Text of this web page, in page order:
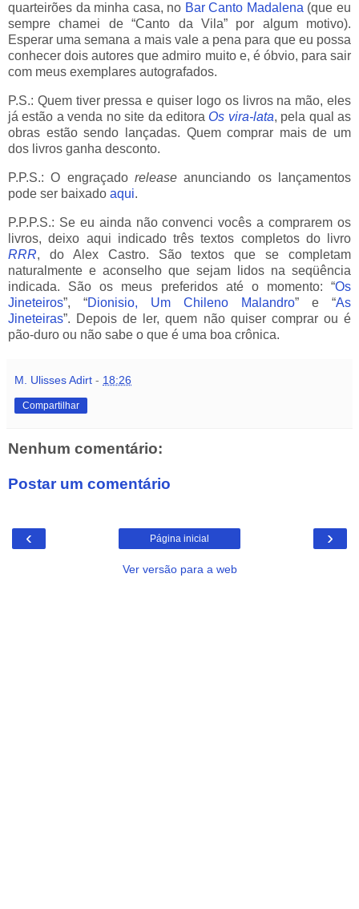
quarteirões da minha casa, no Bar Canto Madalena(que eu
sempre chamei de “Canto da Vila” por algum motivo).
Esperar uma semana a mais vale a pena para que eu possa
conhecer dois autores que admiro muito e, é óbvio, para sair
com meus exemplares autografados.
P.S.: Quem tiver pressa e quiser logo os livros na mão, eles
já estão a venda no site da editora Os vira-lata, pela qual as
obras estão sendo lançadas. Quem comprar mais de um
dos livros ganha desconto.
P.P.S.: O engraçado release anunciando os lançamentos
pode ser baixado aqui.
P.P.P.S.: Se eu ainda não convenci vocês a comprarem os
livros, deixo aqui indicado três textos completos do livro
RRR, do Alex Castro. São textos que se completam
naturalmente e aconselho que sejam lidos na seqüência
indicada. São os meus preferidos até o momento: “Os
Jineteiros”, “Dionisio, Um Chileno Malandro” e “As
Jineteiras”. Depois de ler, quem não quiser comprar ou é
pão-duro ou não sabe o que é uma boa crônica.
M. Ulisses Adirt - 18:26
Compartilhar
Nenhum comentário:
Postar um comentário
‹ ›
Página inicial
Ver versão para a web